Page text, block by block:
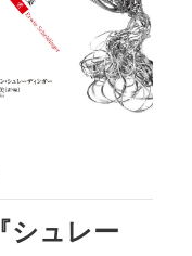
『シュレー